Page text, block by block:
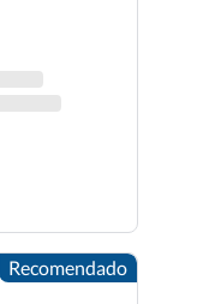
Recomendado